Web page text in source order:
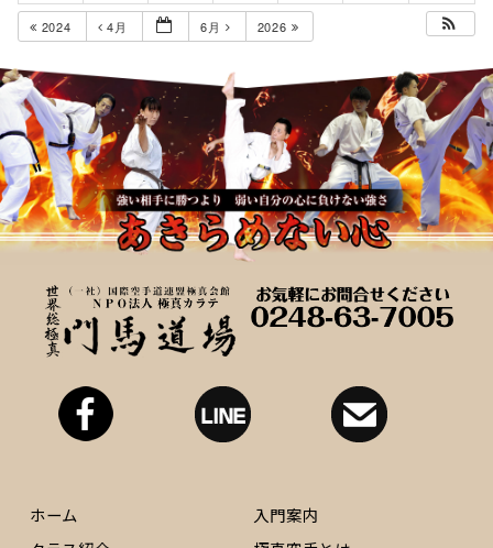
2024 4月 6月 2026
ホーム
入門案内